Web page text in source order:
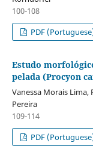
100-108
PDF
Estudo
pelada (Procyon
Vanessa Morais
Pereira
109-114
PDF